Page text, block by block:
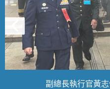
副總長執行官黃